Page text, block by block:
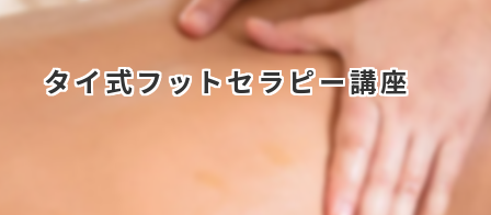
タイ式フットセラピー講座